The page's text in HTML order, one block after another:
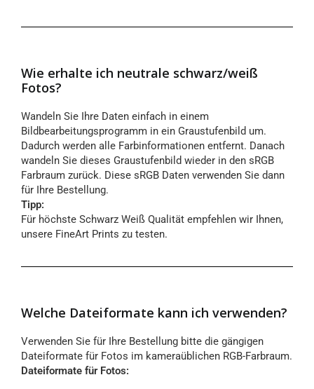
Wie erhalte ich neutrale schwarz/weiß
Fotos?
Wandeln Sie Ihre Daten einfach in einem
Bildbearbeitungsprogramm in ein Graustufenbild um.
Dadurch werden alle Farbinformationen entfernt. Danach
wandeln Sie dieses Graustufenbild wieder in den sRGB
Farbraum zurück. Diese sRGB Daten verwenden Sie dann
für Ihre Bestellung.
Tipp:
Für höchste Schwarz Weiß Qualität empfehlen wir Ihnen,
unsere FineArt Prints zu testen.
Welche Dateiformate kann ich verwenden?
Verwenden Sie für Ihre Bestellung bitte die gängigen
Dateiformate für Fotos im kameraüblichen RGB-Farbraum.
Dateiformate für Fotos: